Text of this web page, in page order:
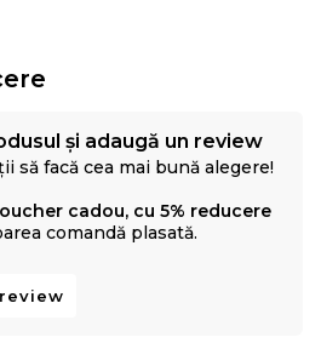
și adaugă un review
să facă cea mai bună alegere!
cadou, cu 5% reducere
comandă plasată.